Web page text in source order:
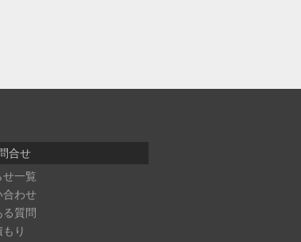
合せ
せ一覧
合わせ
る質問
り